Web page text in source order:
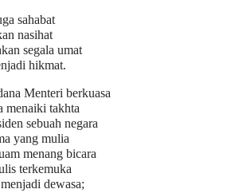
sahabat
nasihat
segala umat
hikmat.
Menteri berkuasa
menaiki takhta
sebuah negara
yang mulia
menang bicara
terkemuka
dewasa;